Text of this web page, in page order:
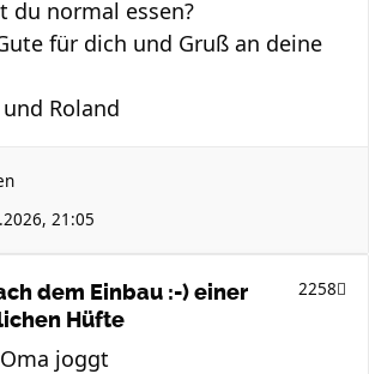
du normal essen?
für dich und Gruß an deine
Roland
21:05
dem Einbau :-) einer
Hüfte
2258
joggt